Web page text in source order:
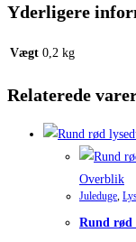
Yderligere
Vægt 0,2 kg
Relaterede
Overblik
Juleduge
Rund rød